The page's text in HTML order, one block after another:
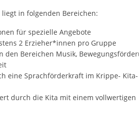
in folgenden Bereichen:
für spezielle Angebote
2 Erzieher*innen pro Gruppe
Bereichen Musik,
eine Sprachförderkraft im Krippe-
durch die Kita mit einem vollwertigen